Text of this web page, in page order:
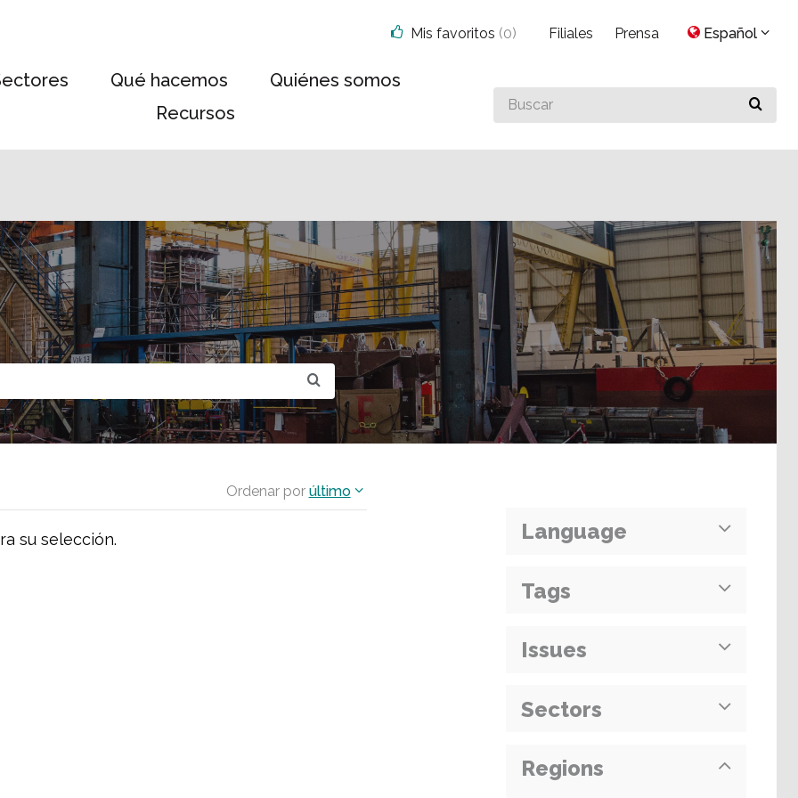
Qué hacemos
Quiénes somos
Recursos
Buscar
algo
Mis favoritos (0) Filiales Prensa Español
Ordenar por último
su selección. Language
Tags
Issues
Sectors
Regions